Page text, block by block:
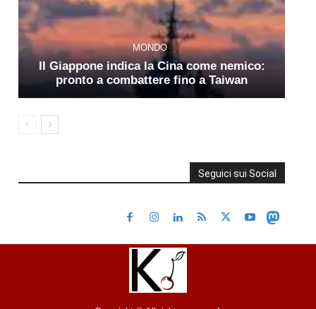
MONDO
Il Giappone indica la Cina come nemico:
pronto a combattere fino a Taiwan
Seguici sui Social